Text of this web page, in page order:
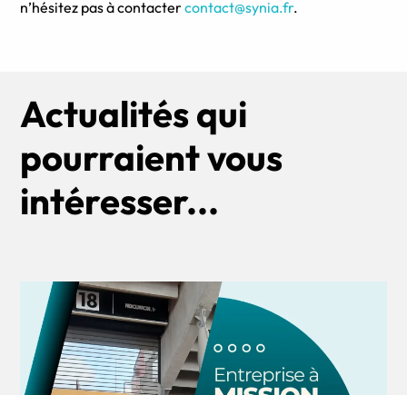
n’hésitez pas à contactercontact@synia.fr.
Actualités qui
pourraient vous
intéresser...